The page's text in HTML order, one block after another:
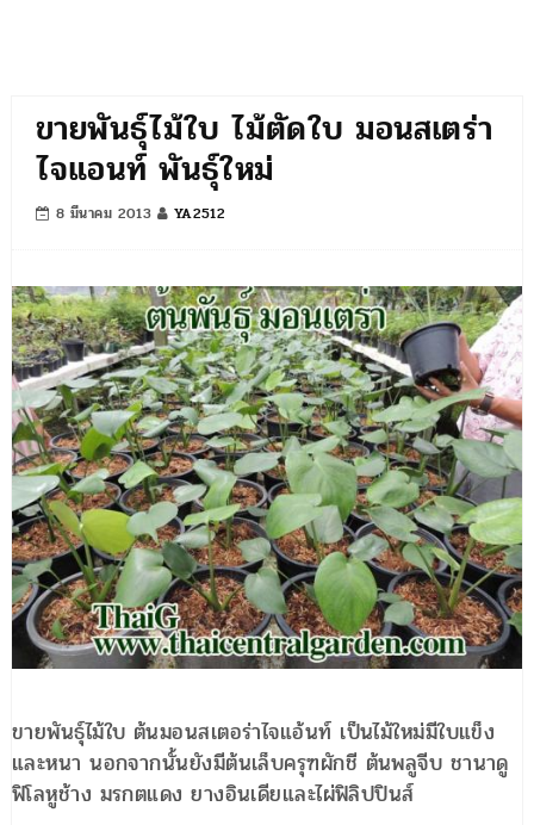
ขายพันธุ์ไม้ใบ ไม้ตัดใบ มอนสเตร่า
ไจแอนท์ พันธุ์ใหม่
8 มีนาคม 2013 YA2512
ขายพันธุ์ไม้ใบ ต้นมอนสเตอร่าไจแอ้นท์ เป็นไม้ใหม่มีใบแข็ง
และหนา นอกจากนั้นยังมีต้นเล็บครุฑผักชี ต้นพลูจีบ ชานาดู
ฟิโลหูช้าง มรกตแดง ยางอินเดียและไผ่ฟิลิปปินส์